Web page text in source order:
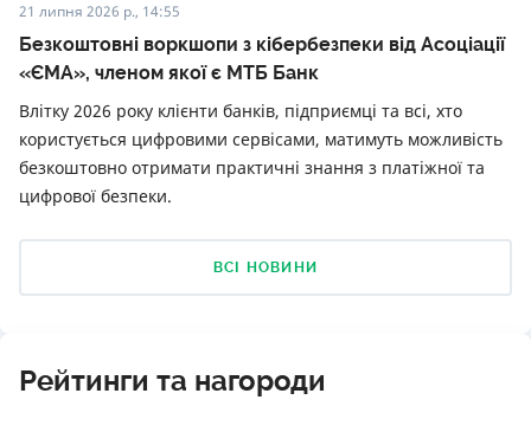
21 липня 2026 р., 14:55
Безкоштовні воркшопи з кібербезпеки від Асоціації
«ЄМА», членом якої є МТБ Банк
Влітку 2026 року клієнти банків, підприємці та всі, хто
користується цифровими сервісами, матимуть можливість
безкоштовно отримати практичні знання з платіжної та
цифрової безпеки.
ВСІ НОВИНИ
Рейтинги та нагороди